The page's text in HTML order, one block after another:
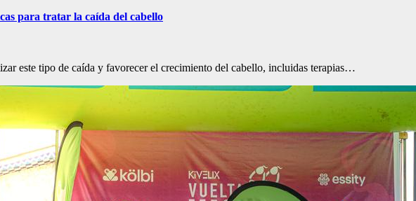
para tratar la caída del cabello
este tipo de caída y favorecer el crecimiento del cabello, incluidas terapias…